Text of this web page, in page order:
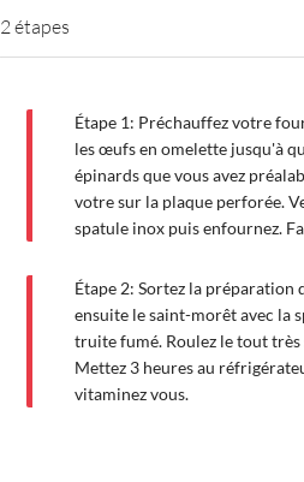
2 étapes
Étape 1: Préchauffez votre
les œufs en omelette jusqu'à
épinards que vous avez
votre sur la plaque perforée.
spatule inox puis enfournez.
Étape 2: Sortez la
ensuite le saint-morêt avec la
truite fumé. Roulez le tout
Mettez 3 heures au
vitaminez vous.